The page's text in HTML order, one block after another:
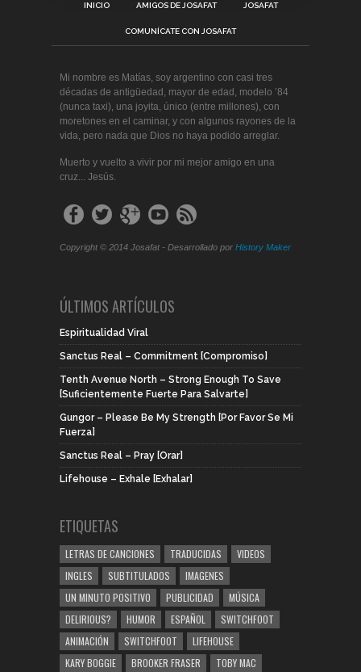
INICIO AMIGOS DE JOSAFAT JOSAFAT
COMUNÍCATE CON JOSAFAT
Mi nombre es Matías, soy argentino con casi tres
décadas de antigüedad, mayor de edad, modelo ’84
(nunca taxi), una joyita, único (entre millones), con
moretones en el caminar, y con algunos rayones de la
vida, pero nada que Dios no haya podido arreglar.
Muerto y vuelto a vivir por mi mejor amigo en una
cruz... Jesús.
Copyright © 2014 Josafat - Desarrollado por History Maker
ÚLTIMOS ARTÍCULOS
Espiritualidad Viral
Sanctus Real – Commitment [Compromiso]
Tenth Avenue North – Strong Enough To Save
[Suficientemente Fuerte Para Salvarte]
Gungor – Please Be My Strength [Por Favor Se Mi
Fuerza]
Sanctus Real – Pray [Orar]
Lifehouse – Exhale [Exhalar]
ETIQUETAS
LETRAS DE CANCIONES TRADUCIDAS
VIDEOS
INGLES
SUBTITULADOS
IMAGENES
UN MINUTO POSITIVO
PUBLICIDAD
MÚSICA
DELIRIOUS?
HUMOR ESPAÑOL
SWITCHFOOT
ANIMACIÓN
SWITCHFOOT
LIFEHOUSE
KARY BOGGIE
BROOKER FRASER TOBY MAC